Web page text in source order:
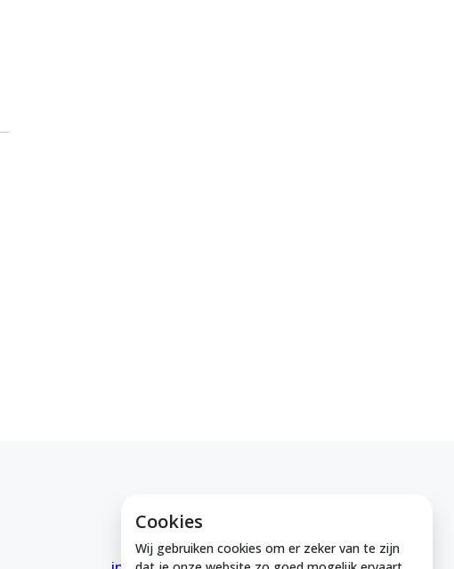
Cookies
Wij gebruiken cookies om er zeker van te zijn
E-mail ons